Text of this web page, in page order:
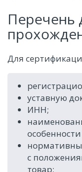
Перечень
Для
уставную
ИНН;
с
товар;